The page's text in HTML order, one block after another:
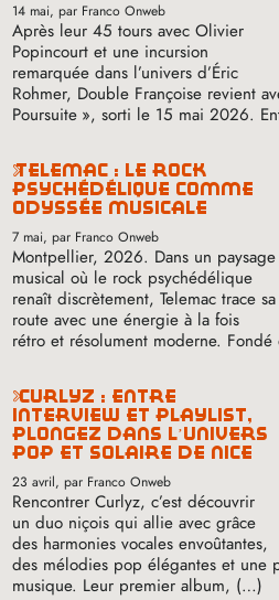
14 mai, par Franco Onweb
Après leur 45 tours avec Olivier
Popincourt et une incursion
remarquée dans l’univers d’Éric
Rohmer, Double Françoise revient
Poursuite », sorti le 15 mai 2026.
telemac : le rock
psychédélique comme
odyssée musicale
7 mai, par Franco Onweb
Montpellier, 2026. Dans un paysage
musical où le rock psychédélique
renaît discrètement, Telemac trace sa
route avec une énergie à la fois
rétro et résolument moderne.
curlyz : entre
interview et playlist,
plongez dans l’univers
pop et solaire de nice
23 avril, par Franco Onweb
Rencontrer Curlyz, c’est découvrir
un duo niçois qui allie avec grâce
des harmonies vocales envoûtantes,
des mélodies pop élégantes et une
musique. Leur premier album, (…)